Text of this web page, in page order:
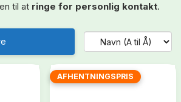
til at ringe for personlig kontakt.
AFHENTNINGSPRIS